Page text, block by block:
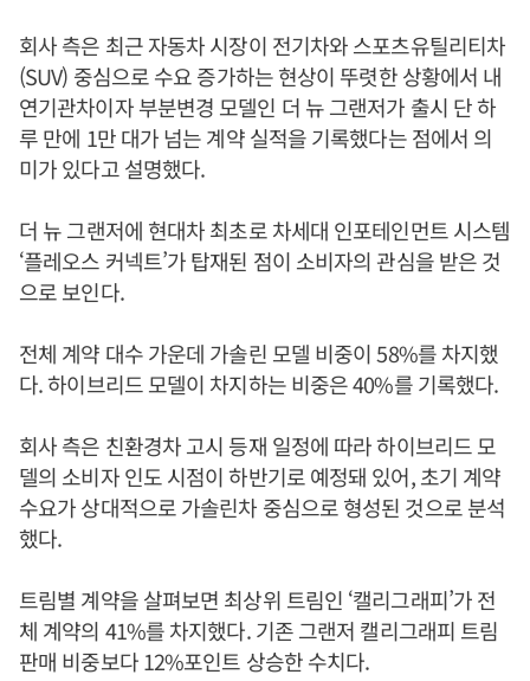
회사 측은 최근 자동차 시장이 전기차와 스포츠유틸리티차
(SUV) 중심으로 수요 증가하는 현상이 뚜렷한 상황에서 내
연기관차이자 부분변경 모델인 더 뉴 그랜저가 출시 단 하
루 만에 1만 대가 넘는 계약 실적을 기록했다는 점에서 의
미가 있다고 설명했다.
더 뉴 그랜저에 현대차 최초로 차세대 인포테인먼트 시스템
‘플레오스 커넥트’가 탑재된 점이 소비자의 관심을 받은 것
으로 보인다.
전체 계약 대수 가운데 가솔린 모델 비중이 58%를 차지했
다. 하이브리드 모델이 차지하는 비중은 40%를 기록했다.
회사 측은 친환경차 고시 등재 일정에 따라 하이브리드 모
델의 소비자 인도 시점이 하반기로 예정돼 있어, 초기 계약
수요가 상대적으로 가솔린차 중심으로 형성된 것으로 분석
했다.
트림별 계약을 살펴보면 최상위 트림인 ‘캘리그래피’가 전
체 계약의 41%를 차지했다. 기존 그랜저 캘리그래피 트림
판매 비중보다 12%포인트 상승한 수치다.